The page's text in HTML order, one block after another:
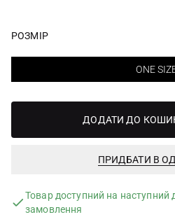
РОЗМІР
ONE
ДОДАТИ ДО
ПРИДБАТИ В
Товар доступний на наступний
замовлення